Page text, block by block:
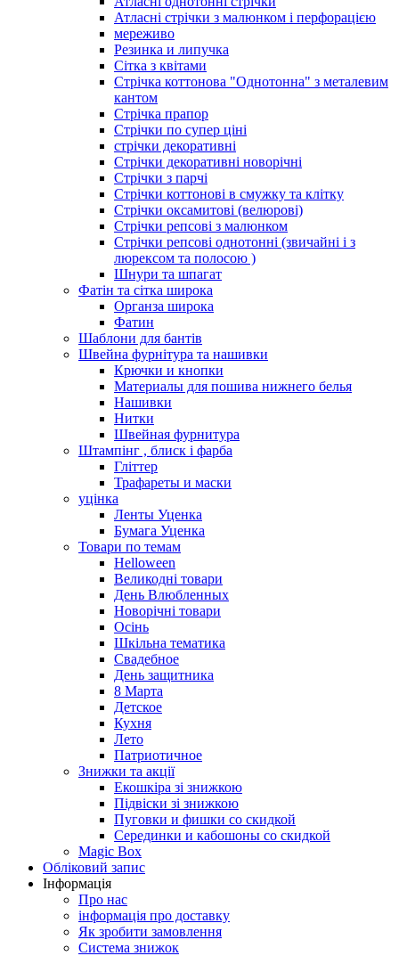
Атласні стрічки з малюнком і перфорацією
мереживо
Резинка и липучка
Сітка з квітами
Стрічка коттонова "Однотонна" з металевим
кантом
Стрічка прапор
Стрічки по супер ціні
стрічки декоративні
Стрічки декоративні новорічні
Стрічки з парчі
Стрічки коттонові в смужку та клітку
Стрічки оксамитові (велюрові)
Стрічки репсові з малюнком
Стрічки репсові однотонні (звичайні і з
люрексом та полосою )
Шнури та шпагат
Фатін та сітка широка
Органза широка
Фатин
Шаблони для бантів
Швейна фурнітура та нашивки
Крючки и кнопки
Материалы для пошива нижнего белья
Нашивки
Нитки
Швейная фурнитура
Штампінг , блиск і фарба
Гліттер
Трафареты и маски
уцінка
Ленты Уценка
Бумага Уценка
Товари по темам
Helloween
Великодні товари
День Влюбленных
Новорічні товари
Осінь
Шкільна тематика
Свадебное
День защитника
8 Марта
Детское
Кухня
Лето
Патриотичное
Знижки та акції
Екошкіра зі знижкою
Підвіски зі знижкою
Пуговки и фишки со скидкой
Серединки и кабошоны со скидкой
Magic Box
Обліковий запис
Інформація
Про нас
інформація про доставку
Як зробити замовлення
Система знижок